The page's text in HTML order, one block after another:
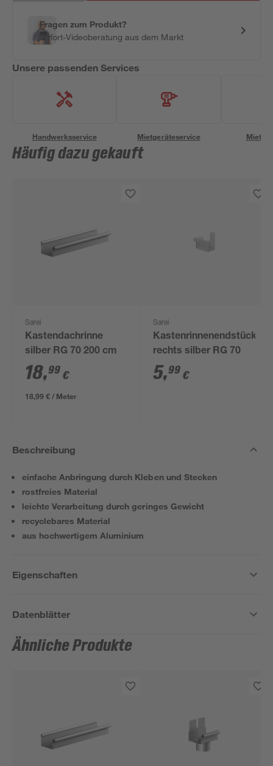
Fragen zum Produkt?
Sofort-Videoberatung aus dem Markt
Unsere passenden Services
Handwerksservice Mietgeräteservice
Häufig dazu gekauft
Sarei
Kastendachrinne
silber RG 70 200 cm
18,99 €
18,99 € / Meter
Sarei
Kastenrinnenendstück
rechts silber RG 70
5,99 €
Beschreibung
einfache Anbringung durch Kleben und Stecken
rostfreies Material
leichte Verarbeitung durch geringes Gewicht
recyclebares Material
aus hochwertigem Aluminium
Eigenschaften
Datenblätter
Ähnliche Produkte